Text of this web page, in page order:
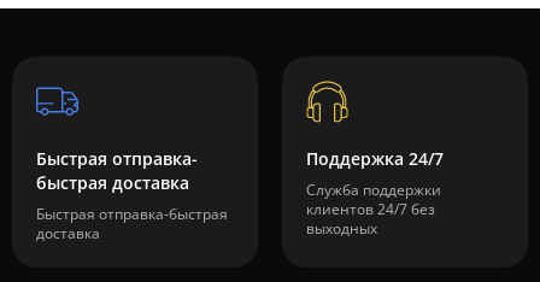
Быстрая отправка-
быстрая доставка
Быстрая отправка-быстрая
доставка
Поддержка 24/7
Служба поддержки
клиентов 24/7 без
выходных